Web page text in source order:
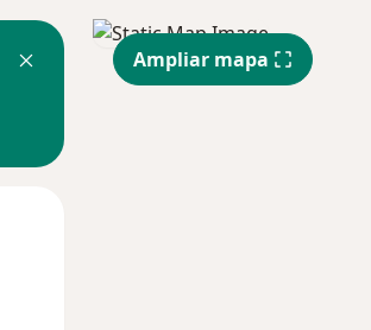
Ampliar mapa